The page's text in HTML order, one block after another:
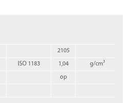
2105
ISO 1183 1,04 g/cm³
op